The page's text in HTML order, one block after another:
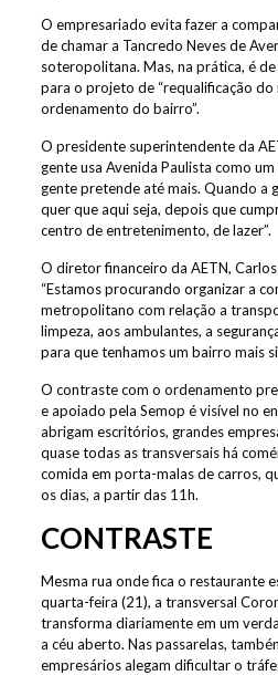
O empresariado evita fazer a
de chamar a Tancredo Neves de
soteropolitana. Mas, na prática, é
para o projeto de “requalificação
ordenamento do bairro”.
O presidente superintendente da
gente usa Avenida Paulista como
gente pretende até mais. Quando a
quer que aqui seja, depois que
centro de entretenimento, de lazer”.
O diretor financeiro da AETN,
“Estamos procurando organizar a
metropolitano com relação a
limpeza, aos ambulantes, a
para que tenhamos um bairro mais
O contraste com o ordenamento
e apoiado pela Semop é visível no
abrigam escritórios, grandes
quase todas as transversais há
comida em porta-malas de carros,
os dias, a partir das 11h.
CONTRASTE
Mesma rua onde fica o restaurante
quarta-feira (21), a transversal
transforma diariamente em um
a céu aberto. Nas passarelas,
empresários alegam dificultar o